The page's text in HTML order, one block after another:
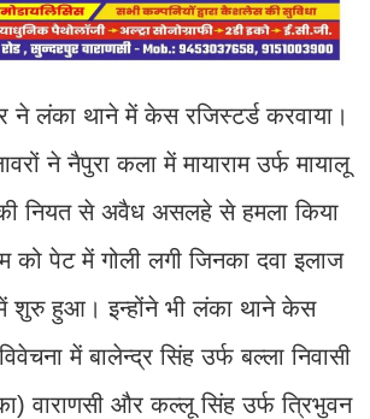
ने लंका थाने में केस रजिस्टर्ड करवाया।
ने नैपुरा कला में मायाराम उर्फ मायालू
नियत से अवैध असलहे से हमला किया
को पेट में गोली लगी जिनका दवा इलाज
शुरु हुआ। इन्होंने भी लंका थाने केस
में बालेन्द्र सिंह उर्फ बल्ला निवासी
वाराणसी और कल्लू सिंह उर्फ त्रिभुवन